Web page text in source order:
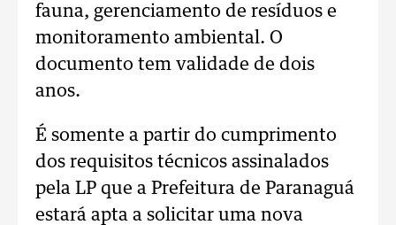
fauna, gerenciamento de resíduos e
monitoramento ambiental. O
documento tem validade de dois
anos.
É somente a partir do cumprimento
dos requisitos técnicos assinalados
pela LP que a Prefeitura de Paranaguá
estará apta a solicitar uma nova